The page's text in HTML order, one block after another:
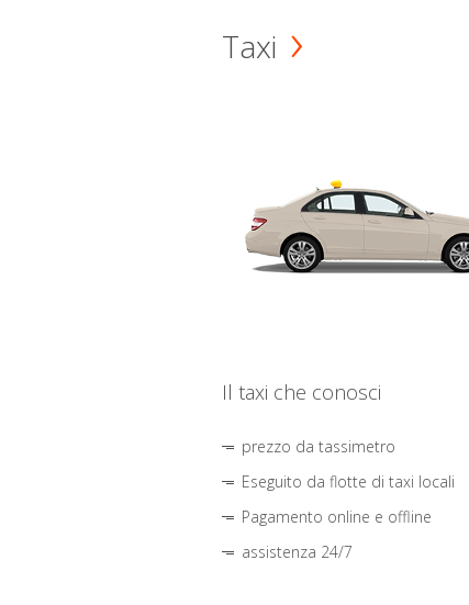
Taxi
Il taxi che conosci
prezzo da tassimetro
Eseguito da flotte di taxi locali
Pagamento online e offline
assistenza 24/7